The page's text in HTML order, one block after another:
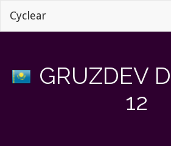
Cyclear
GRUZDEV
12